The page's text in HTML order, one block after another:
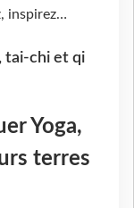
tai-chi et qi
Yoga,
terres